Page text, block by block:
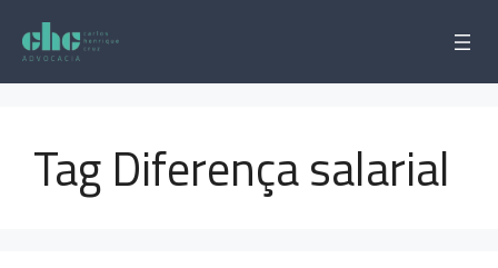
para
conteúdo
Tag Diferença salarial